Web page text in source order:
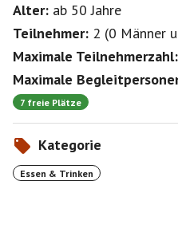
Alter: ab 50Jahre
Teilnehmer: 2 (0 Männer
Maximale Teilnehmerzahl:
Maximale
7 freie Plätze
Kategorie
Essen & Trinken